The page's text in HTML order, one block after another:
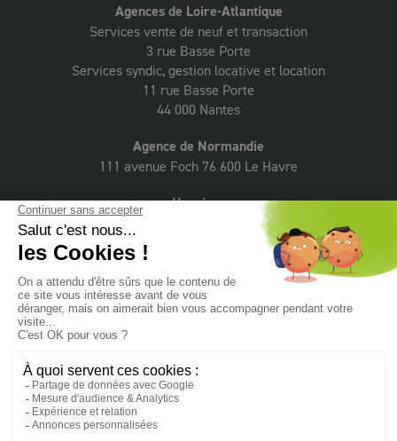
Agences de Loire-Atlantique
Services vente de neuf et transaction
3 rue Basse Porte
Services syndic, gestion locative et location
11 rue Basse Porte
44 000 Nantes
Agence de Normandie
111 avenue Foch 76 600 Le Havre
Horaires
Du lundi au jeudi 9h - 12h30, 13h30 - 18h,
le vendredi 9h - 12h30, 13h30 - 17h
Suivez le Groupe CIF sur :
Facebook
NEWSLETTER